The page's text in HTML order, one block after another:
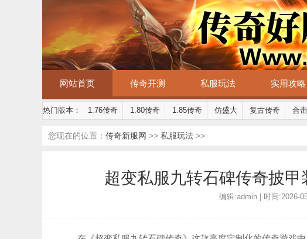
网站首页 传奇开测 私服玩法 实用攻略
热门版本： 1.76传奇 1.80传奇 1.85传奇 仿盛大 复古传奇 合击
您现在的位置： 传奇新服网 >> 私服玩法 >>
超变私服九转石碑传奇披甲
编辑:admin | 时间:2026-